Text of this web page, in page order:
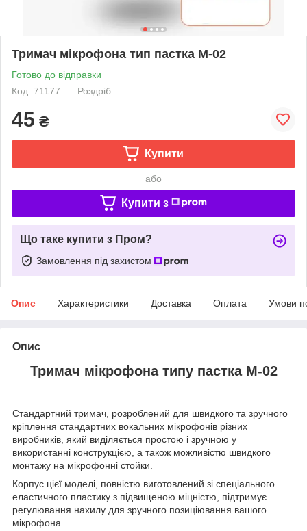
Тримач мікрофона тип пастка M-02
Готово до відправки
Код: 71177
Роздріб
45 ₴
Купити
або
Купити з
Що таке купити з Пром?
Замовлення під захистом
Опис Характеристики Доставка Оплата Умови
Опис
Тримач мікрофона типу пастка M-02
Стандартний тримач, розроблений для швидкого та зручного
кріплення стандартних вокальних мікрофонів різних
виробників, який виділяється простою і зручною у
використанні конструкцією, а також можливістю швидкого
монтажу на мікрофонні стойки.
Корпус цієї моделі, повністю виготовлений зі спеціального
еластичного пластику з підвищеною міцністю, підтримує
регулювання нахилу для зручного позиціювання вашого
мікрофона.